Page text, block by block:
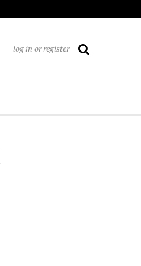
log in or register